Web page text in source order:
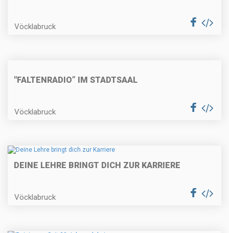
Vöcklabruck
"FALTENRADIO” IM STADTSAAL
Vöcklabruck
DEINE LEHRE BRINGT DICH ZUR KARRIERE
Vöcklabruck